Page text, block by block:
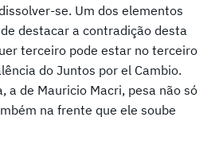
se. Um dos elementos
destacar a contradição desta
terceiro pode estar no terceiro
do Juntos por el Cambio.
a de Mauricio Macri, pesa não só
na frente que ele soube